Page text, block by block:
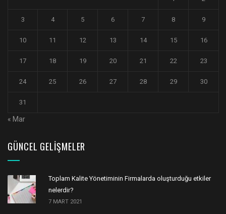
3 4 5 6 7 8 9
10 11 12 13 14 15 16
17 18 19 20 21 22 23
24 25 26 27 28 29 30
31
« Mar
GÜNCEL GELIŞMELER
Toplam Kalite Yönetiminin Firmalarda oluşturduğu etkiler
nelerdir?
7 MART 2021